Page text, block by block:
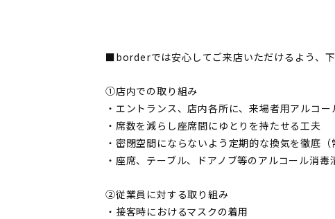
■borderでは安心してご来店いただけるよう、下
①店内での取り組み
・エントランス、店内各所に、来場者用アルコー
・席数を減らし座席間にゆとりを持たせる工夫
・密閉空間にならないよう定期的な換気を徹底
・座席、テーブル、ドアノブ等のアルコール消毒
②従業員に対する取り組み
・接客時におけるマスクの着用